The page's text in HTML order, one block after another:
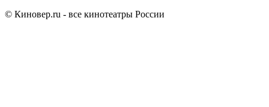
© Киновер.ru - все кинотеатры России